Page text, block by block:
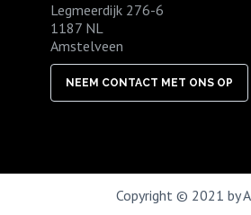
Legmeerdijk 276-6
1187 NL
Amstelveen
NEEM CONTACT MET ONS OP
Copyright © 2021 by